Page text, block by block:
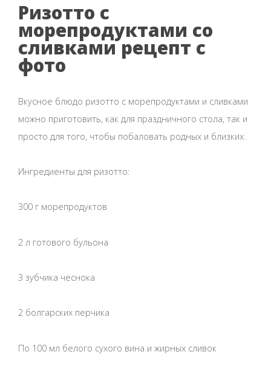
Ризотто с
морепродуктами со
сливками рецепт с
фото
Вкусное блюдо ризотто с морепродуктами и сливками
можно приготовить, как для праздничного стола, так и
просто для того, чтобы побаловать родных и близких.
Ингредиенты для ризотто:
300 г морепродуктов
2 л готового бульона
3 зубчика чеснока
2 болгарских перчика
По 100 мл белого сухого вина и жирных сливок